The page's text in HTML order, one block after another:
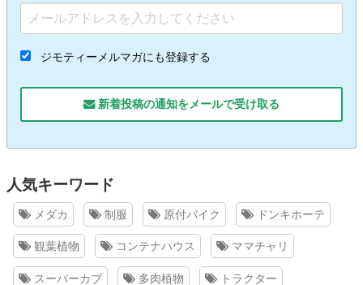
ジモティーメルマガにも登録する
新着投稿の通知をメールで受け取る
人気キーワード
メダカ 制服 原付バイク ドンキホーテ
観葉植物 コンテナハウス ママチャリ
スーパーカブ 多肉植物 トラクター